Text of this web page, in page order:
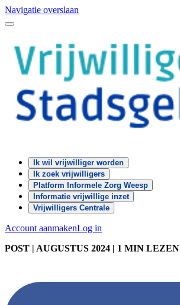
Navigatie overslaan
Ik wil vrijwilliger worden
Ik zoek vrijwilligers
Platform Informele Zorg Weesp
Informatie vrijwillige inzet
Vrijwilligers Centrale
Account aanmakenLog in
POST | AUGUSTUS 2024 | 1 MIN LEZEN